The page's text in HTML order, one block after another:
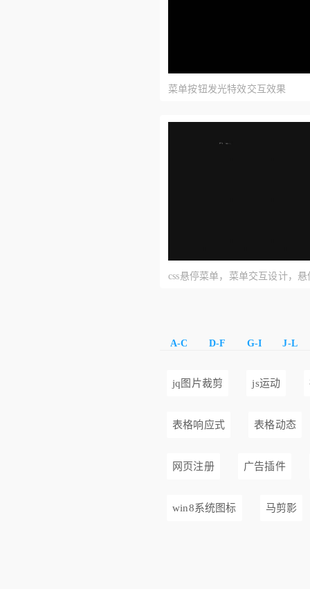
菜单按钮发光特效交互效果
css悬停菜单，菜单交互设计，
A-C D-F G-I J-L
jq图片裁剪 js运动
表格响应式 表格动态
网页注册 广告插件
win8系统图标 马剪影